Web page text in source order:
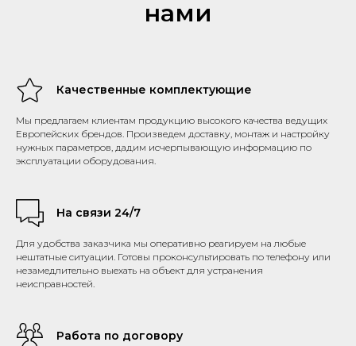
нами
Качественные комплектующие
Мы предлагаем клиентам продукцию высокого качества ведущих
Европейских брендов. Произведем доставку, монтаж и настройку
нужных параметров, дадим исчерпывающую информацию по
эксплуатации оборудования.
На связи 24/7
Для удобства заказчика мы оперативно реагируем на любые
нештатные ситуации. Готовы проконсультировать по телефону или
незамедлительно выехать на объект для устранения
неисправностей.
Работа по договору